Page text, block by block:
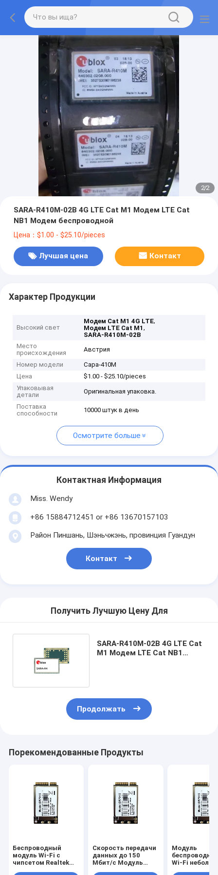
2/2
SARA-R410M-02B 4G LTE Cat M1 Модем LTE Cat
NB1 Модем беспроводной
Цена：$1.00 - $25.10/pieces
Лучшая цена Контакт
Характер Продукции
Высокий свет
Модем Cat M1 4G LTE,
Модем LTE Cat M1,
SARA-R410M-02B
Место
происхождения
Австрия
Номер модели
Сара-410М
Цена
$1.00 - $25.10/pieces
Упаковывая
детали
Оригинальная упаковка.
Поставка
способности
10000 штук в день
Осмотрите больше
Контактная Информация
Miss. Wendy
+86 15884712451 or +86 13670157103
Район Пиншань, Шэньчжэнь, провинция Гуандун
Контакт
Получить Лучшую Цену Для
SARA-R410M-02B 4G LTE Cat
M1 Модем LTE Cat NB1
Продолжать
Порекомендованные Продукты
Беспроводный
модуль Wi-Fi с
чипсетом Realtek
Скорость передачи
данных до 150
Мбит/с Модуль
Модуль
Wi-Fi